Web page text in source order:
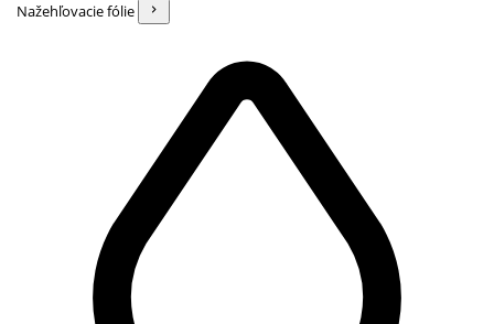
Nažehľovacie fólie